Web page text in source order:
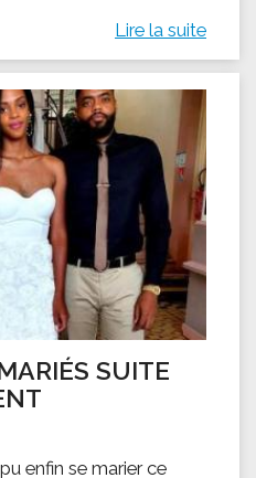
Lire la suite
SUITE
enfin se marier ce